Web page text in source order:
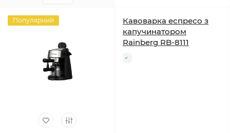
Популярний
Кавоварка еспресо з
капучинатором
Rainberg RB-8111